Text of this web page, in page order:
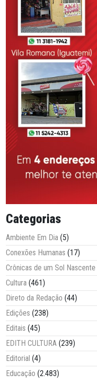
Categorias
Ambiente Em Dia (5)
Conexões Humanas (17)
Crônicas de um Sol Nascente
Cultura (461)
Direto da Redação (44)
Edições (238)
Editais (45)
EDITH CULTURA (239)
Editorial (4)
Educação (2.483)